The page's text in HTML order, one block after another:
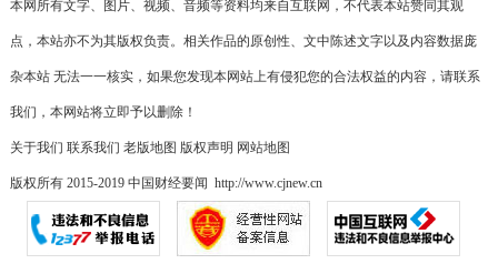
本网所有文字、图片、视频、音频等资料均来自互联网，不代表本站赞同其观
点，本站亦不为其版权负责。相关作品的原创性、文中陈述文字以及内容数据庞
杂本站 无法一一核实，如果您发现本网站上有侵犯您的合法权益的内容，请联系
我们，本网站将立即予以删除！
关于我们 联系我们 老版地图 版权声明 网站地图
版权所有 2015-2019 中国财经要闻 http://www.cjnew.cn